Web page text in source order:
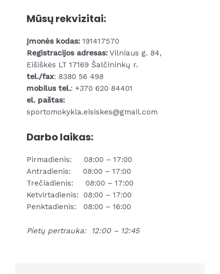
Mūsų rekvizitai:
Įmonės kodas: 191417570
Registracijos adresas: Vilniaus g. 84,
Eišiškės LT 17169 Šalčininkų r.
tel./fax: 8380 56 498
mobilus tel.: +370 620 84401
el. paštas:
sportomokykla.eisiskes@gmail.com
Darbo laikas:
Pirmadienis: 08:00 – 17:00
Antradienis: 08:00 – 17:00
Trečiadienis: 08:00 – 17:00
Ketvirtadienis: 08:00 – 17:00
Penktadienis: 08:00 – 16:00
Pietų pertrauka: 12:00 – 12:45